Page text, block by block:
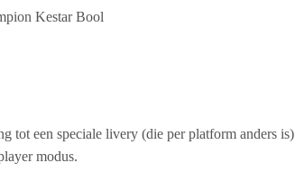
Kestar Bool
tot een speciale livery (die per platform anders is)
modus.